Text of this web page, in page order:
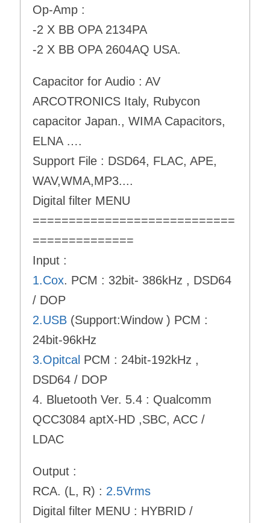
Op-Amp :
-2 X BB OPA 2134PA
-2 X BB OPA 2604AQ USA.
Capacitor for Audio : AV
ARCOTRONICS Italy, Rubycon
capacitor Japan., WIMA Capacitors,
ELNA ….
Support File : DSD64, FLAC, APE,
WAV,WMA,MP3....
Digital filter MENU
============================
==============
Input :
1.Cox. PCM : 32bit- 386kHz , DSD64
/ DOP
2.USB (Support:Window ) PCM :
24bit-96kHz
3.Opitcal PCM : 24bit-192kHz ,
DSD64 / DOP
4. Bluetooth Ver. 5.4 : Qualcomm
QCC3084 aptX-HD ,SBC, ACC /
LDAC
Output :
RCA. (L, R) : 2.5Vrms
Digital filter MENU : HYBRID /